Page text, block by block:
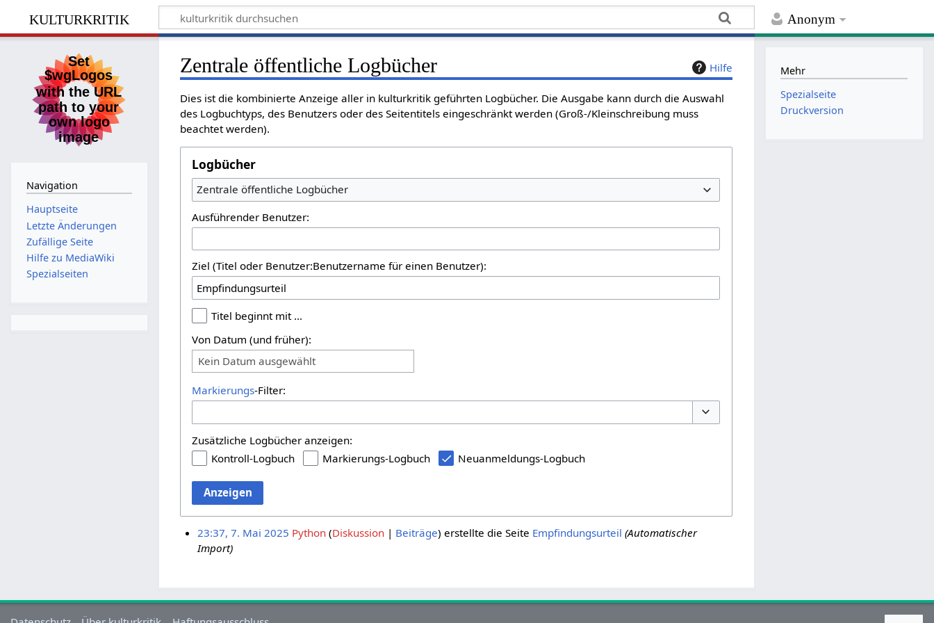
Anonym
kulturkritik
Hilfe
Zentrale öffentliche Logbücher
Dies ist die kombinierte Anzeige aller in kulturkritik geführten Logbücher. Die Ausgabe kann durch die Auswahl
des Logbuchtyps, des Benutzers oder des Seitentitels eingeschränkt werden (Groß-/Kleinschreibung muss
beachtet werden).
Logbücher
Zentrale öffentliche Logbücher
Ausführender Benutzer:
Ziel (Titel oder Benutzer:Benutzername für einen Benutzer):
Titel beginnt mit …
Von Datum (und früher):
Kein Datum ausgewählt
Markierungs-Filter:
Zusätzliche Logbücher anzeigen:
Kontroll-Logbuch
Markierungs-Logbuch Neuanmeldungs-Logbuch
Anzeigen
23:37, 7. Mai 2025 Python Diskussion Beiträge erstellte die Seite Empfindungsurteil (Automatischer
Import)
Navigation
Hauptseite
Letzte Änderungen
Zufällige Seite
Hilfe zu MediaWiki
Spezialseiten
Mehr
Spezialseite
Druckversion